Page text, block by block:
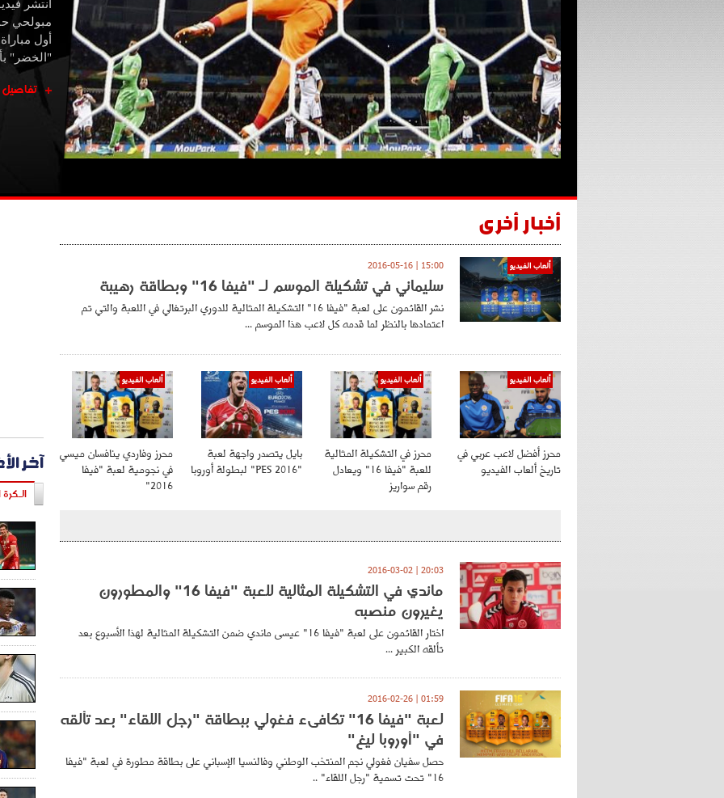
انتشر
مبولحي
أول
"الخضر"
تفاصيل
أخبار أخرى
ألعاب الفيديو 15:00 | 2016-05-16
سليماني في تشكيلة الموسم لـ "فيفا 16" وبطاقة رهيبة
نشر القائمون على لعبة "فيفا 16" التشكيلة المثالية للدوري البرتغالي في اللعبة والتي تم
اعتمادها بالنظر لما قدمه كل لاعب هذا الموسم ...
ألعاب الفيديو
محرز أفضل لاعب عربي في
تاريخ ألعاب الفيديو
ألعاب الفيديو
محرز في التشكيلة المثالية
للعبة "فيفا 16" ويعادل
رقم سواريز
ألعاب الفيديو
بايل يتصدر واجهة لعبة
"PES 2016" لبطولة أوروبا
ألعاب الفيديو
محرز وفاردي ينافسان ميسي
في نجومية لعبة "فيفا
2016"
20:03 | 2016-03-02
ماندي في التشكيلة المثالية للعبة "فيفا 16" والمطورون
يغيرون منصبه
اختار القائمون على لعبة "فيفا 16" عيسى ماندي ضمن التشكيلة المثالية لهذا الأسبوع بعد
تألقه الكبير ...
01:59 | 2016-02-26
لعبة "فيفا 16" تكافىء فغولي ببطاقة "رجل اللقاء" بعد تألقه
في "أوروبا ليغ"
حصل سفيان فغولي نجم المنتخب الوطني وفالنسيا الإسباني على بطاقة مطورة في لعبة "فيفا
16" تحت تسمية "رجل اللقاء" ..
آخر
الـكرة